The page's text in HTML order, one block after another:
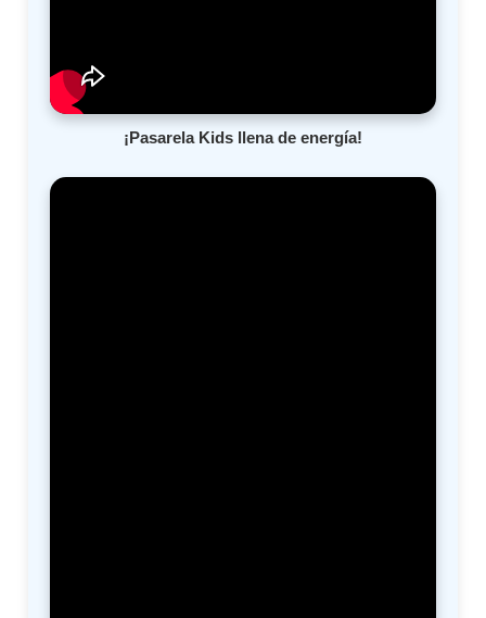
¡Pasarela Kids llena de energía!